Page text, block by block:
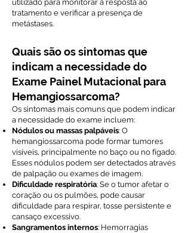
utilizado para monitorar a resposta ao
tratamento e verificar a presença de
metástases.
Quais são os sintomas que
indicam a necessidade do
Exame Painel Mutacional para
Hemangiossarcoma?
Os sintomas mais comuns que podem indicar
a necessidade do exame incluem:
Nódulos ou massas palpáveis: O
hemangiossarcoma pode formar tumores
visíveis, principalmente no baço ou no fígado.
Esses nódulos podem ser detectados através
de palpação ou exames de imagem.
Dificuldade respiratória: Se o tumor afetar o
coração ou os pulmões, pode causar
dificuldade para respirar, tosse persistente e
cansaço excessivo.
Sangramentos internos: Hemorragias